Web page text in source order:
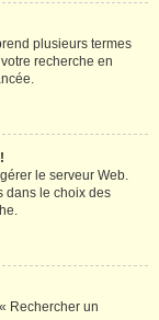
plusieurs termes
recherche en
le serveur Web.
dans le choix des
Rechercher un